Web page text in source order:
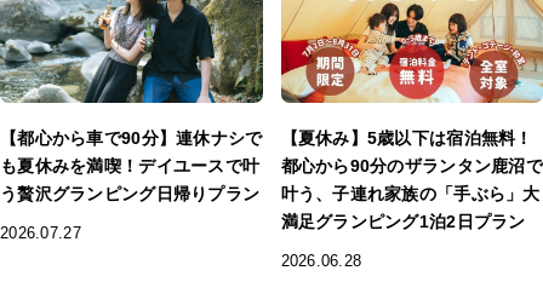
【都心から車で90分】連休ナシで
も夏休みを満喫！デイユースで叶
う贅沢グランピング日帰りプラン
2026.07.27
【夏休み】5歳以下は宿泊無料！
都心から90分のザランタン鹿沼で
叶う、子連れ家族の「手ぶら」大
満足グランピング1泊2日プラン
2026.06.28